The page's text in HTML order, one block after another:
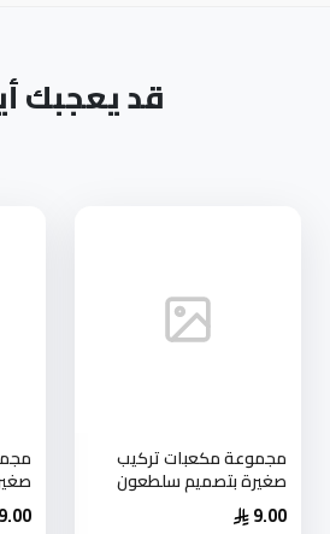
قد يعجبك
مجموعة مكعبات تركيب
صغيرة بتصميم سلطعون
9.00
9.00